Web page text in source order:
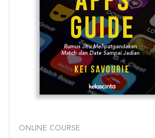
ONLINE COURSE